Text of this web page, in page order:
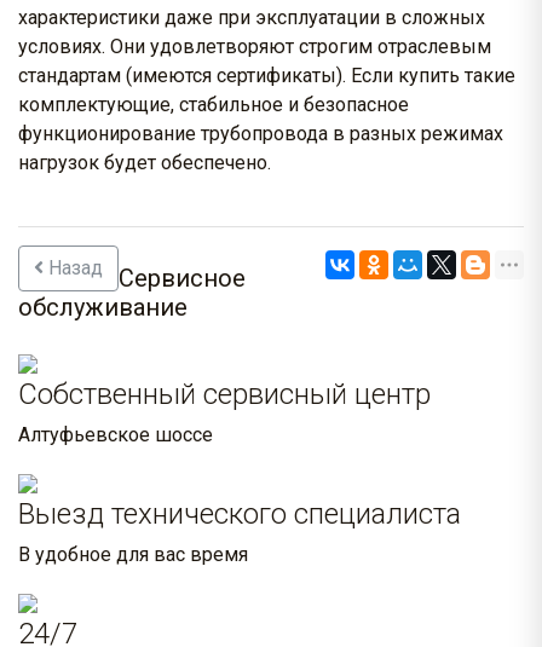
характеристики даже при эксплуатации в сложных
условиях. Они удовлетворяют строгим отраслевым
стандартам (имеются сертификаты). Если купить такие
комплектующие, стабильное и безопасное
функционирование трубопровода в разных режимах
нагрузок будет обеспечено.
Назад
Сервисное
обслуживание
Собственный сервисный центр
Алтуфьевское шоссе
Выезд технического специалиста
В удобное для вас время
24/7